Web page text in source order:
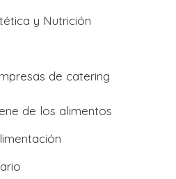
y Nutrición
de catering
de los alimentos